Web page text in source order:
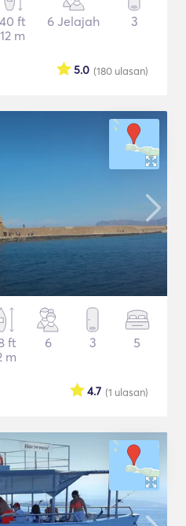
40 ft
12 m
6 Jelajah 3
(180 ulasan)
5.0
ft
m
6 3 5
(1 ulasan)
4.7